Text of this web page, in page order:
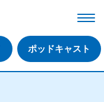
ポッドキャスト